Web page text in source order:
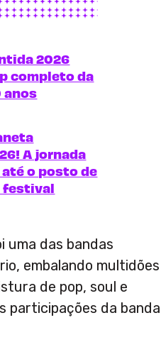
2026
completo da
anos
A jornada
o posto de
festival
uma das bandas
embalando multidões
de pop, soul e
participações da banda